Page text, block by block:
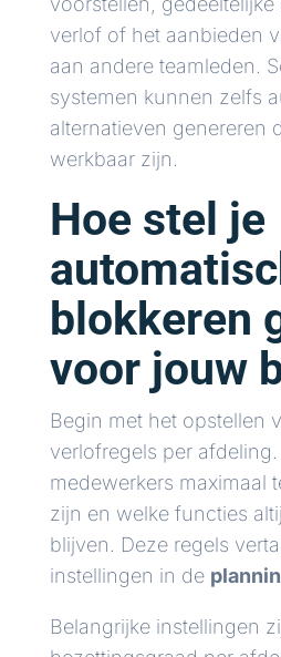
verlof of het aanbieden
aan andere teamleden.
systemen kunnen zelfs
alternatieven genereren
werkbaar zijn.
Hoe stel je
blokkeren
voor jouw
Begin met het opstellen
verlofregels per
medewerkers maximaal
zijn en welke functies
blijven. Deze regels
instellingen in de
Belangrijke instellingen